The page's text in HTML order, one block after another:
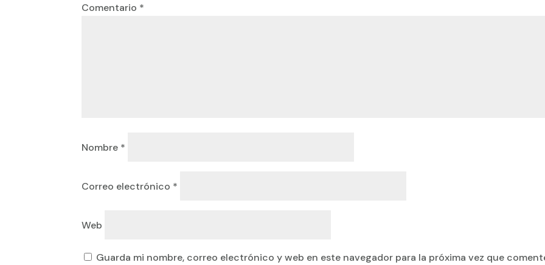
Comentario *
Nombre *
Correo electrónico *
Web
Guarda mi nombre, correo electrónico y web en este navegador para la próxima vez que